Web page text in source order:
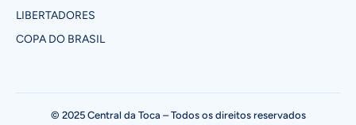
LIBERTADORES
COPA DO BRASIL
© 2025 Central da Toca – Todos os direitos reservados